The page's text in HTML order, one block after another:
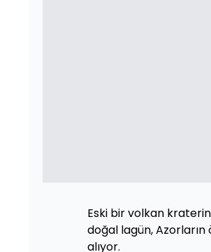
Eski bir volkan
doğal lagün,
alıyor.